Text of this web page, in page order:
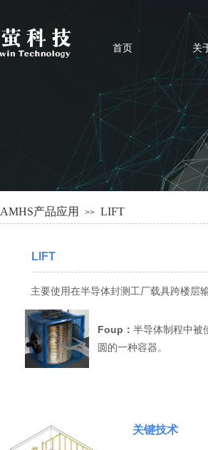
首页 关
AMHS产品应用 >> LIFT
LIFT
主要使用在半导体封测工厂载具跨楼层
Foup： 半导体制程中被
圆的一种容器。
关键技术